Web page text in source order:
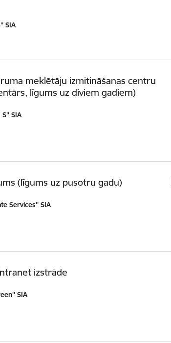
SIA
meklētāju izmitināšanas centru
līgums uz diviem gadiem)
SIA
(līgums uz pusotru gadu)
Services'' SIA
izstrāde
SIA